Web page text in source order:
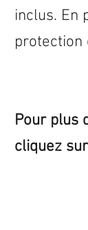
inclus. En
protection
Pour plus
cliquez